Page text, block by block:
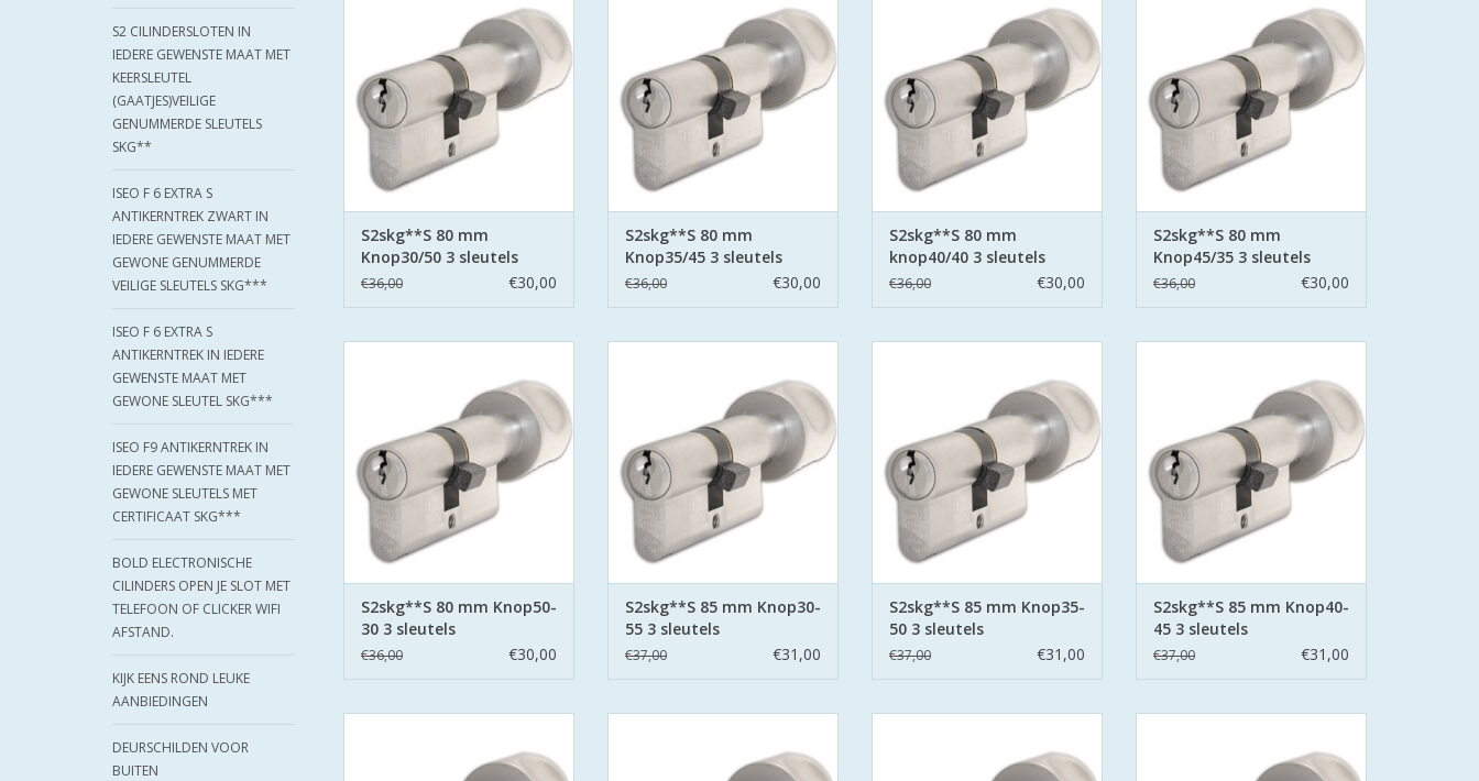
S2 CILINDERSLOTEN IN
IEDERE GEWENSTE MAAT MET
KEERSLEUTEL
(GAATJES)VEILIGE
GENUMMERDE SLEUTELS
SKG**
ISEO F 6 EXTRA S
ANTIKERNTREK ZWART IN
IEDERE GEWENSTE MAAT MET
GEWONE GENUMMERDE
VEILIGE SLEUTELS SKG***
ISEO F 6 EXTRA S
ANTIKERNTREK IN IEDERE
GEWENSTE MAAT MET
GEWONE SLEUTEL SKG***
ISEO F9 ANTIKERNTREK IN
IEDERE GEWENSTE MAAT MET
GEWONE SLEUTELS MET
CERTIFICAAT SKG***
BOLD ELECTRONISCHE
CILINDERS OPEN JE SLOT MET
TELEFOON OF CLICKER WIFI
AFSTAND.
KIJK EENS ROND LEUKE
AANBIEDINGEN
DEURSCHILDEN VOOR
BUITEN
Keurmerk Veilig Wonen.
S2 staat voor safe en secure met
boor belemmering aan beide
zijden hard stalen pinnen.
TOEVOEGEN AAN WINKELWAGEN
S2skg**S 80 mm
Knop30/50 3 sleutels
€36,00 €30,00
Keurmerk Veilig Wonen.
S2 staat voor safe en secure met
boor belemmering aan beide
zijden hard stalen pinnen.
TOEVOEGEN AAN WINKELWAGEN
S2skg**S 80 mm
Knop35/45 3 sleutels
€36,00 €30,00
Keurmerk Veilig Wonen.
S2 staat voor safe en secure met
boor belemmering aan beide
zijden hard stalen pinnen.
TOEVOEGEN AAN WINKELWAGEN
S2skg**S 80 mm
knop40/40 3 sleutels
€36,00 €30,00
Keurmerk Veilig Wonen.
S2 staat voor safe en secure met
boor belemmering aan beide
zijden hard stalen pinnen.
TOEVOEGEN AAN WINKELWAGEN
S2skg**S 80 mm
Knop45/35 3 sleutels
€36,00 €30,00
Keurmerk Veilig Wonen.
S2 staat voor safe en secure met
boor belemmering aan beide
zijden hard stalen pinnen.
TOEVOEGEN AAN WINKELWAGEN
S2skg**S 80 mm Knop50-
30 3 sleutels
€36,00 €30,00
Keurmerk Veilig Wonen.
S2 staat voor safe en secure met
boor belemmering aan beide
zijden hard stalen pinnen.
TOEVOEGEN AAN WINKELWAGEN
S2skg**S 85 mm Knop30-
55 3 sleutels
€37,00 €31,00
Keurmerk Veilig Wonen.
S2 staat voor safe en secure met
boor belemmering aan beide
zijden hard stalen pinnen.
TOEVOEGEN AAN WINKELWAGEN
S2skg**S 85 mm Knop35-
50 3 sleutels
€37,00 €31,00
Keurmerk Veilig Wonen.
S2 staat voor safe en secure met
boor belemmering aan beide
zijden hard stalen pinnen.
TOEVOEGEN AAN WINKELWAGEN
S2skg**S 85 mm Knop40-
45 3 sleutels
€37,00 €31,00
Keurmerk Veilig Wonen.
Keurmerk Veilig Wonen.
Keurmerk Veilig Wonen.
Keurmerk Veilig Wonen.